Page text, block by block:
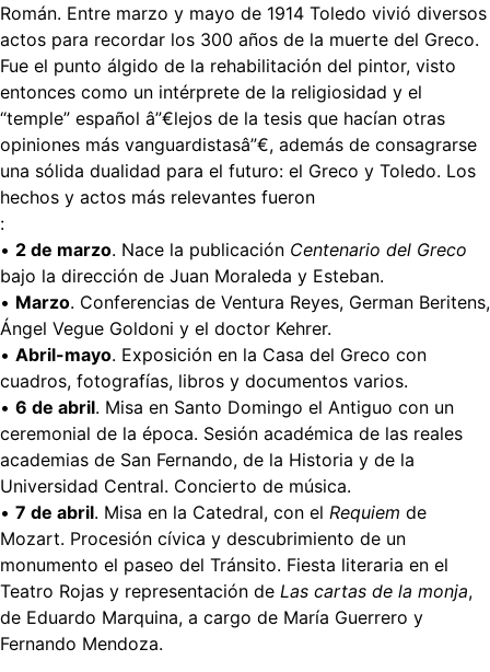
Román. Entre marzo y mayo de 1914 Toledo vivió diversos
actos para recordar los 300 años de la muerte del Greco.
Fue el punto álgido de la rehabilitación del pintor, visto
entonces como un intérprete de la religiosidad y el
“temple” español â”€lejos de la tesis que hacían otras
opiniones más vanguardistasâ”€, además de consagrarse
una sólida dualidad para el futuro: el Greco y Toledo. Los
hechos y actos más relevantes fueron
:
• 2 de marzo. Nace la publicación Centenario del Greco
bajo la dirección de Juan Moraleda y Esteban.
• Marzo. Conferencias de Ventura Reyes, German Beritens,
Ángel Vegue Goldoni y el doctor Kehrer.
• Abril-mayo. Exposición en la Casa del Greco con
cuadros, fotografías, libros y documentos varios.
• 6 de abril. Misa en Santo Domingo el Antiguo con un
ceremonial de la época. Sesión académica de las reales
academias de San Fernando, de la Historia y de la
Universidad Central. Concierto de música.
• 7 de abril. Misa en la Catedral, con el Requiem de
Mozart. Procesión cívica y descubrimiento de un
monumento el paseo del Tránsito. Fiesta literaria en el
Teatro Rojas y representación de Las cartas de la monja,
de Eduardo Marquina, a cargo de María Guerrero y
Fernando Mendoza.